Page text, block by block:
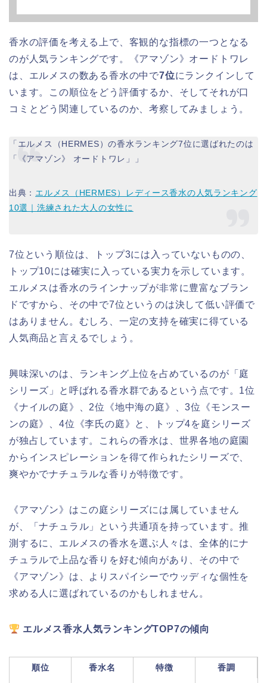
香水の評価を考える上で、客観的な指標の一つとなる
のが人気ランキングです。《アマゾン》オードトワレ
は、エルメスの数ある香水の中で7位にランクインして
います。この順位をどう評価するか、そしてそれが口
コミとどう関連しているのか、考察してみましょう。
「エルメス（HERMES）の香水ランキング7位に選ばれたのは
「《アマゾン》 オードトワレ」」
出典： エルメス（HERMES）レディース香水の人気ランキング
10選｜洗練された大人の女性に
7位という順位は、トップ3には入っていないものの、
トップ10には確実に入っている実力を示しています。
エルメスは香水のラインナップが非常に豊富なブラン
ドですから、その中で7位というのは決して低い評価で
はありません。むしろ、一定の支持を確実に得ている
人気商品と言えるでしょう。
興味深いのは、ランキング上位を占めているのが「庭
シリーズ」と呼ばれる香水群であるという点です。1位
《ナイルの庭》、2位《地中海の庭》、3位《モンスー
ンの庭》、4位《李氏の庭》と、トップ4を庭シリーズ
が独占しています。これらの香水は、世界各地の庭園
からインスピレーションを得て作られたシリーズで、
爽やかでナチュラルな香りが特徴です。
《アマゾン》はこの庭シリーズには属していません
が、「ナチュラル」という共通項を持っています。推
測するに、エルメスの香水を選ぶ人々は、全体的にナ
チュラルで上品な香りを好む傾向があり、その中で
《アマゾン》は、よりスパイシーでウッディな個性を
求める人に選ばれているのかもしれません。
エルメス香水人気ランキングTOP7の傾向
順位 香水名 特徴 香調